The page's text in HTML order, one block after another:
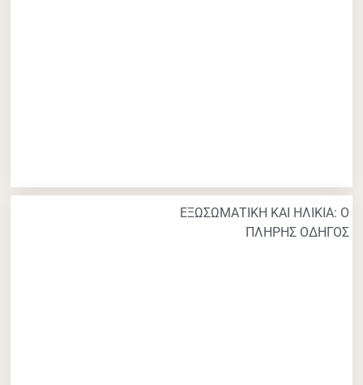
ΕΞΩΣΩΜΑΤΙΚΗ ΚΑΙ ΗΛΙΚΙΑ: Ο
ΠΛΗΡΗΣ ΟΔΗΓΟΣ